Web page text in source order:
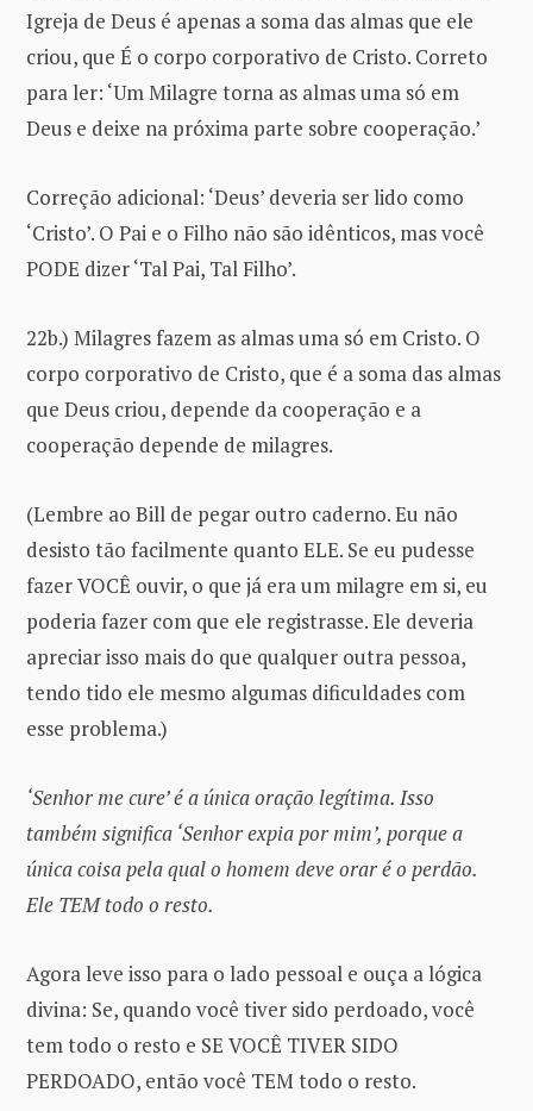
Igreja de Deus é apenas a soma das almas que ele
criou, que É o corpo corporativo de Cristo. Correto
para ler: ‘Um Milagre torna as almas uma só em
Deus e deixe na próxima parte sobre cooperação.’
Correção adicional: ‘Deus’ deveria ser lido como
‘Cristo’. O Pai e o Filho não são idênticos, mas você
PODE dizer ‘Tal Pai, Tal Filho’.
22b.) Milagres fazem as almas uma só em Cristo. O
corpo corporativo de Cristo, que é a soma das almas
que Deus criou, depende da cooperação e a
cooperação depende de milagres.
(Lembre ao Bill de pegar outro caderno. Eu não
desisto tão facilmente quanto ELE. Se eu pudesse
fazer VOCÊ ouvir, o que já era um milagre em si, eu
poderia fazer com que ele registrasse. Ele deveria
apreciar isso mais do que qualquer outra pessoa,
tendo tido ele mesmo algumas dificuldades com
esse problema.)
‘Senhor me cure’ é a única oração legítima. Isso
também significa ‘Senhor expia por mim’, porque a
única coisa pela qual o homem deve orar é o perdão.
Ele TEM todo o resto.
Agora leve isso para o lado pessoal e ouça a lógica
divina: Se, quando você tiver sido perdoado, você
tem todo o resto e SE VOCÊ TIVER SIDO
PERDOADO, então você TEM todo o resto.